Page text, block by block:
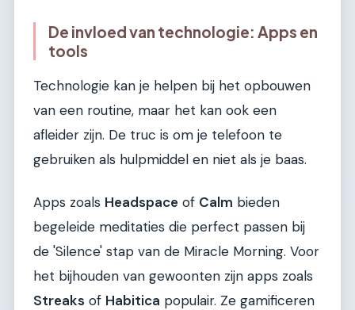
De invloed van technologie: Apps en
tools
Technologie kan je helpen bij het opbouwen
van een routine, maar het kan ook een
afleider zijn. De truc is om je telefoon te
gebruiken als hulpmiddel en niet als je baas.
Apps zoals Headspace of Calm bieden
begeleide meditaties die perfect passen bij
de 'Silence' stap van de Miracle Morning. Voor
het bijhouden van gewoonten zijn apps zoals
Streaks of Habitica populair. Ze gamificeren